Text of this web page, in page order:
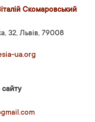
Скомаровський
32, Львів, 79008
ua.org